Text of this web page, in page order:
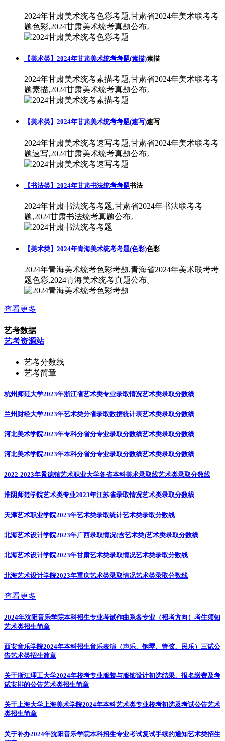
2024年甘肃美术统考色彩考题,甘肃省2024年美术联考考
题色彩,2024甘肃美术统考真题公布。
【美术类】2024年甘肃美术统考考题(素描)素描
2024年甘肃美术统考素描考题,甘肃省2024年美术联考考
题素描,2024甘肃美术统考真题公布。
【美术类】2024年甘肃美术统考考题(速写)速写
2024年甘肃美术统考速写考题,甘肃省2024年美术联考考
题速写,2024甘肃美术统考真题公布。
【书法类】2024年甘肃书法统考考题书法
2024年甘肃书法统考考题,甘肃省2024年书法联考考
题,2024甘肃书法统考真题公布。
【美术类】2024年青海美术统考考题(色彩)色彩
2024年青海美术统考色彩考题,青海省2024年美术联考考
题色彩,2024青海美术统考真题公布。
查看更多
艺考数据
艺考资源站
艺考分数线
艺考简章
杭州师范大学2023年浙江省艺术类专业录取情况艺术类录取分数线
兰州财经大学2023年艺术类分省录取数据统计表艺术类录取分数线
河北美术学院2023年专科分省分专业录取分数线艺术类录取分数线
河北美术学院2023年本科分省分专业录取分数线艺术类录取分数线
2022-2023年景德镇艺术职业大学各省本科美术录取线艺术类录取分数线
淮阴师范学院艺术类专业2023年江苏省录取情况艺术类录取分数线
天津艺术职业学院2023年艺术类录取统计艺术类录取分数线
北海艺术设计学院2023年广西录取情况(含艺术类)艺术类录取分数线
北海艺术设计学院2023年甘肃艺术类录取情况艺术类录取分数线
北海艺术设计学院2023年重庆艺术类录取情况艺术类录取分数线
查看更多
2024年沈阳音乐学院本科招生专业考试作曲系各专业（招考方向）考生须知
艺术类招生简章
西安音乐学院2024年本科招生音乐表演（声乐、钢琴、管弦、民乐）三试公
告艺术类招生简章
关于浙江理工大学2024年校考专业服装与服饰设计初选结果、报名缴费及考
试安排的公告艺术类招生简章
关于上海大学上海美术学院2024年本科艺术类专业校考初选及考试公告艺术
类招生简章
关于补办2024年沈阳音乐学院本科招生专业考试复试手续的通知艺术类招生